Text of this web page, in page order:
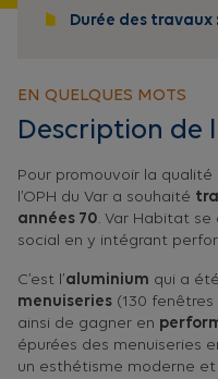
Durée des travaux :
EN QUELQUES MOTS
Description de
Pour promouvoir la
l’OPH du Var a souhaité
années 70. Var Habitat
social en y intégrant
C’est l’aluminium qui a
menuiseries (130
ainsi de gagner en
épurées des menuiseries
un esthétisme moderne et